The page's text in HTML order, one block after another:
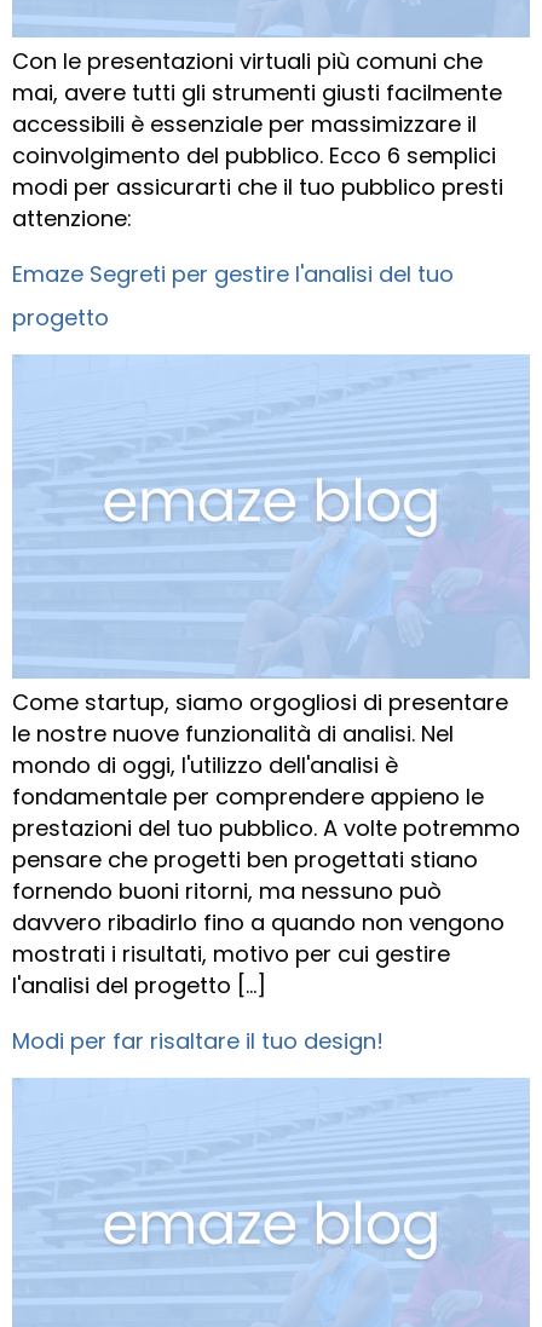
Con le presentazioni virtuali più comuni che
mai, avere tutti gli strumenti giusti facilmente
accessibili è essenziale per massimizzare il
coinvolgimento del pubblico. Ecco 6 semplici
modi per assicurarti che il tuo pubblico presti
attenzione:
Emaze Segreti per gestire l'analisi del tuo
progetto
Come startup, siamo orgogliosi di presentare
le nostre nuove funzionalità di analisi. Nel
mondo di oggi, l'utilizzo dell'analisi è
fondamentale per comprendere appieno le
prestazioni del tuo pubblico. A volte potremmo
pensare che progetti ben progettati stiano
fornendo buoni ritorni, ma nessuno può
davvero ribadirlo fino a quando non vengono
mostrati i risultati, motivo per cui gestire
l'analisi del progetto [...]
Modi per far risaltare il tuo design!